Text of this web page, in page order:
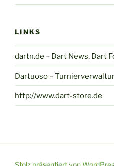
LINKS
dartn.de – Dart News, Dart
Dartuoso –
http://www.dart-store.de